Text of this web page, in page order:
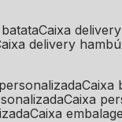
caixa
caixa delivery
caixa
caixa